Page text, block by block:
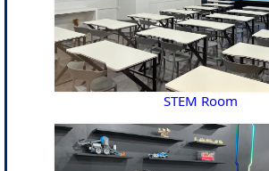
STEM Room